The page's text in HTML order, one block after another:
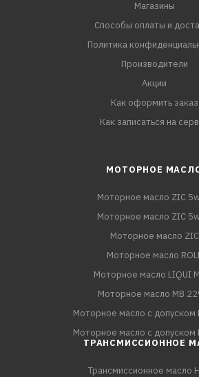
Магазины
Способы оплаты и
Политика
Производители
Акции
Как оформить заказ
Как записаться на
МОТОРНОЕ
Моторное масло ZIC
Моторное масло ZIC
Моторное масло ZIC
Моторное масло
Моторное масло LIQUI
Моторное масло MB
Моторное масло с допуском
Моторное масло с допуском
ТРАНСМИССИОННОЕ
Трансмиссионное масло